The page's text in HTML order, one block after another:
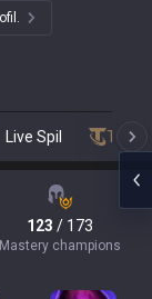
Live Spil
123 / 173
Mastery champions